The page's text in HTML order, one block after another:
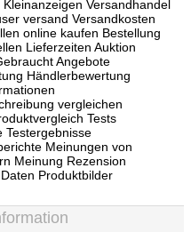
Versandhandel
versand Versandkosten
online kaufen Bestellung
Lieferzeiten Auktion
Angebote
Händlerbewertung
vergleichen
Tests
Testergebnisse
Meinungen von
Meinung Rezension
Produktbilder